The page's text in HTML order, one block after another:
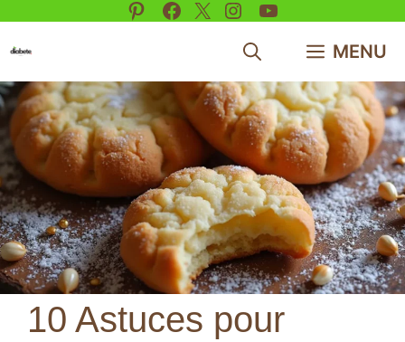
Pinterest
Facebook
X Instagram
YouTube
MENU
10 Astuces pour